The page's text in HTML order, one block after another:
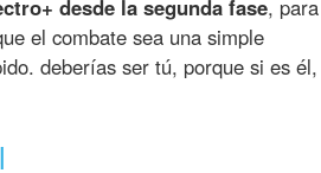
desde la segunda fase, para
el combate sea una simple
deberías ser tú, porque si es él,